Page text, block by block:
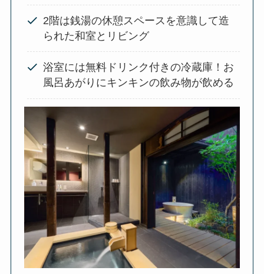
2階は銭湯の休憩スペースを意識して造
られた和室とリビング
浴室には無料ドリンク付きの冷蔵庫！お
風呂あがりにキンキンの飲み物が飲める